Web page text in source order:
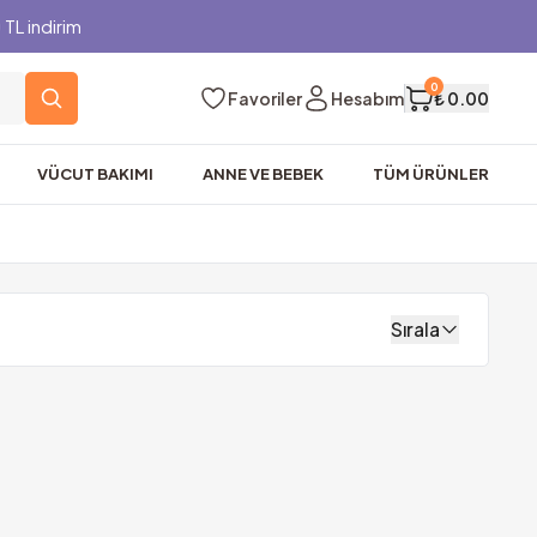
indirim
Favoriler Hesabım
0
₺ 0.00
VÜCUT BAKIMI ANNE VE BEBEK TÜM ÜRÜNLER
Sırala